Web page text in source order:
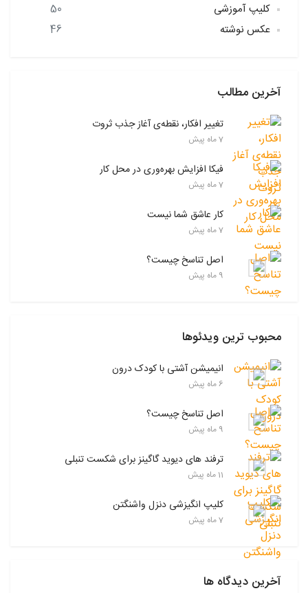
کلیپ آموزشی
50
عکس نوشته
46
آخرین مطالب
تغییر افکار، نقطه‌ی آغاز جذب ثروت
7 ماه پیش
فیکا افزایش بهره‌وری در محل کار
7 ماه پیش
کار عاشق شما نیست
7 ماه پیش
اصل تناسخ چیست؟
9 ماه پیش
محبوب ترین ویدئوها
انیمیشن آشتی با کودک درون
6 ماه پیش
اصل تناسخ چیست؟
9 ماه پیش
ترفند های دیوید گاگینز برای شکست تنبلی
11 ماه پیش
کلیپ انگیزشی دنزل واشنگتن
7 ماه پیش
آخرین دیدگاه ها